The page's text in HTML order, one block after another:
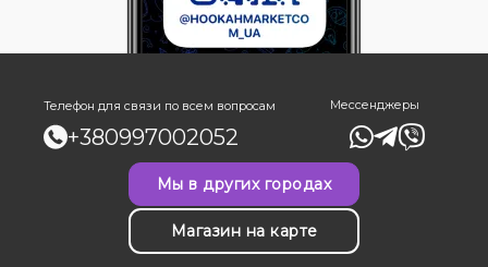
Телефон для связи по всем вопросам
+380997002052
Мессенджеры
Мы в других городах
Магазин на карте